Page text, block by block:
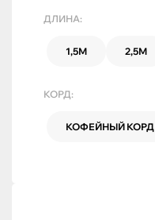
ДЛИНА:
1,5М 2,5М
КОРД:
КОФЕЙНЫЙ КОРД